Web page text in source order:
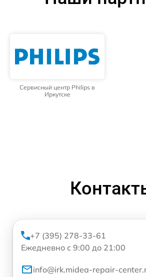
Сервисный центр Philips в
Иркутске
+7 (395) 278-33-61
Ежедневно с 9:00 до 21:00
info@irk.midea-repair-